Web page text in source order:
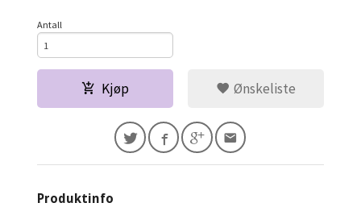
Antall
Kjøp Ønskeliste
Produktinfo